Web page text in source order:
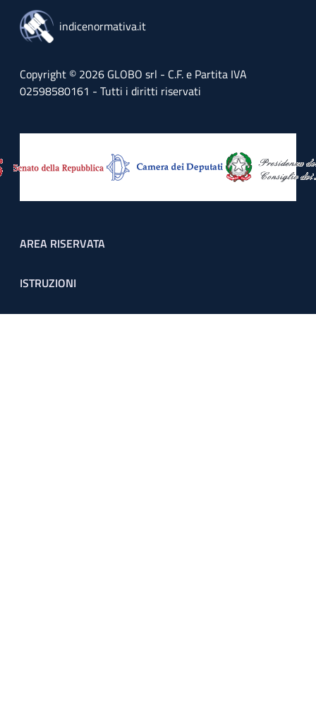
indicenormativa.it
Copyright © 2026 GLOBO srl - C.F. e Partita IVA
02598580161 - Tutti i diritti riservati
Footer menu
AREA RISERVATA
ISTRUZIONI